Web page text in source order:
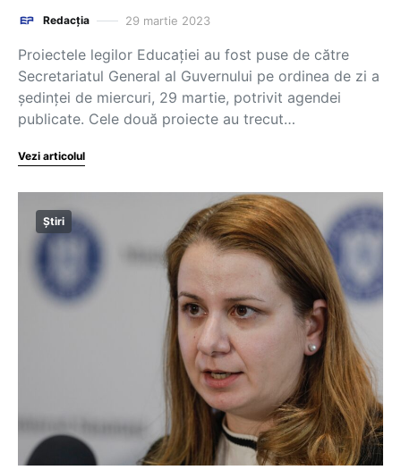
Redacția 29 martie 2023
Proiectele legilor Educației au fost puse de către
Secretariatul General al Guvernului pe ordinea de zi a
ședinței de miercuri, 29 martie, potrivit agendei
publicate. Cele două proiecte au trecut…
Vezi articolul
Știri